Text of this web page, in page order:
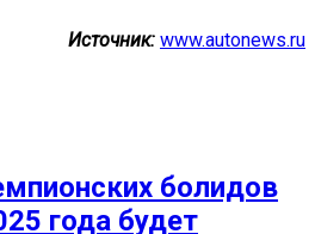
Источник: www.autonews.ru
болидов
года будет